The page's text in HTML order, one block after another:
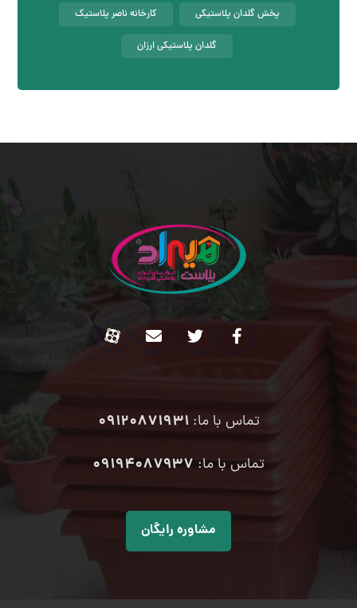
پخش گلدان پلاستیکی کارخانه ناصر پلاستیک
گلدان پلاستیکی ارزان
تماس با ما:09120871931
تماس با ما: ۰۹۱۹۴۰۸۷۹۳۷
مشاوره رایگان